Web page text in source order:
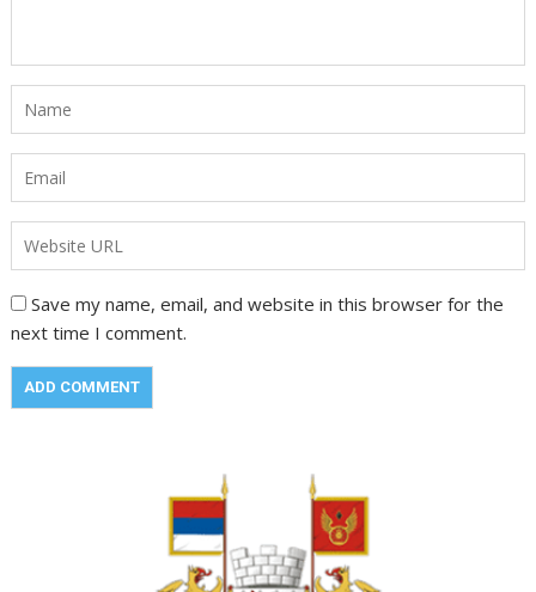
Save my name, email, and website in this browser for the
next time I comment.